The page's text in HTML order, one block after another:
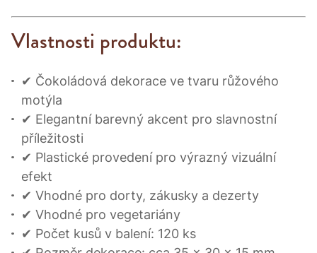
Vlastnosti produktu:
✔ Čokoládová dekorace ve tvaru růžového
motýla
✔ Elegantní barevný akcent pro slavnostní
příležitosti
✔ Plastické provedení pro výrazný vizuální
efekt
✔ Vhodné pro dorty, zákusky a dezerty
✔ Vhodné pro vegetariány
✔ Počet kusů v balení: 120 ks